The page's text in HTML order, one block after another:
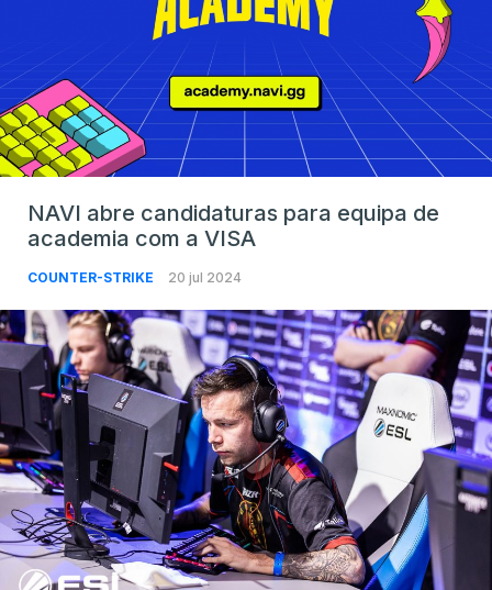
NAVI abre candidaturas para equipa de
academia com a VISA
COUNTER-STRIKE 20 jul 2024